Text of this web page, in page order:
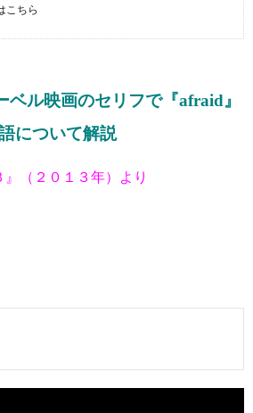
こちら
ベル映画のセリフで『afraid』
について解説
（２０１３年）より